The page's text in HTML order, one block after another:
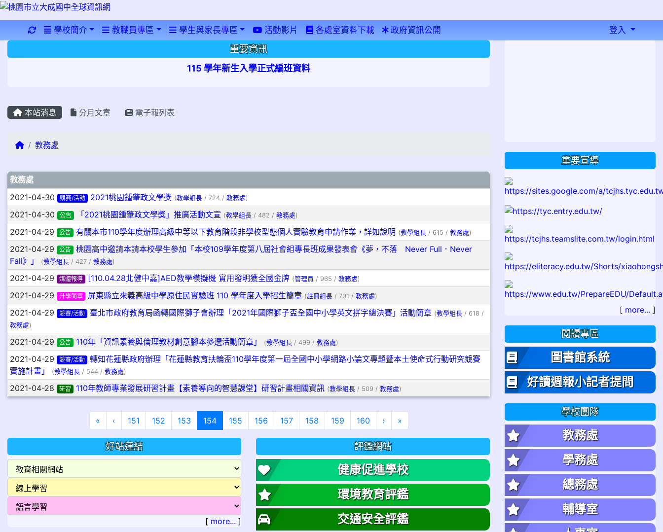
重新取得佈景設定
學校簡介 教職員專區 學生與家長專區 活動影片 各處室資料下載 政府資訊公開 登入
重要資訊
115 學年新生入學正式編班資料
本站消息 分月文章 電子報列表
回首頁教務處
文章列表
教務處
2021-04-30 競賽/活動 2021桃園鍾肇政文學獎 (教學組長/ 724 / 教務處)
2021-04-30 公告 「2021桃園鍾肇政文學獎」推廣活動文宣 (教學組長/ 482 / 教務處)
2021-04-29 公告 有關本市110學年度辦理高級中等以下教育階段非學校型態個人實驗教育申請作業，詳如說明 (教學組長/ 615 / 教務處)
2021-04-29 公告
桃園高中邀請本請本校學生參加「本校109學年度第八屆社會組專長班成果發表會《夢，不落 Never Full．Never
Fall》」
(教學組長 / 427 / 教務處)
2021-04-29 媒體報導 [110.04.28北健中嘉]AED教學模擬機 實用發明獲全國金牌 (管理員 / 965 / 教務處)
2021-04-29 升學簡章 屏東縣立來義高級中學原住民實驗班 110 學年度入學招生簡章 (註冊組長/ 701 / 教務處)
2021-04-29 競賽/活動 臺北市政府教育局函轉國際獅子會辦理「2021年國際獅子盃全國中小學英文拼字總決賽」活動簡章 (教學組長/ 618 /
教務處)
2021-04-29 公告 110年「資訊素養與倫理教材創意腳本參選活動簡章」 (教學組長/ 499 / 教務處)
2021-04-29 競賽/活動
轉知花蓮縣政府辦理「花蓮縣教育扶輪盃110學年度第一屆全國中小學網路小論文專題暨本土使命式行動研究競賽
實施計畫」
(教學組長 / 544 / 教務處)
2021-04-28 研習 110年教師專業發展研習計畫【素養導向的智慧課堂】研習計畫相關資訊 (教學組長/ 509 / 教務處)
« 第一頁
‹上一頁
151 152 153 154(目前頁次)
155 156 157 158 159 160 ›下一頁
»最後頁
好站連結
[ more... ]
評鑑網站
健康促進學校
環境教育評鑑
交通安全評鑑
重要宣導
[ more... ]
閱讀專區
圖書館系統
好讀週報小記者提問
學校團隊
教務處
學務處
總務處
輔導室